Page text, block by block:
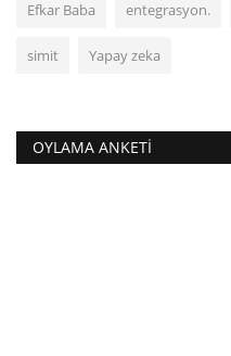
Efkar Baba entegrasyon.
simit Yapay zeka
OYLAMA ANKETI